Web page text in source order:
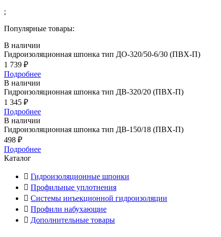
;
Популярные товары:
В наличии
Гидроизоляционная шпонка тип ДО-320/50-6/30 (ПВХ-П)
1 739 ₽
Подробнее
В наличии
Гидроизоляционная шпонка тип ДВ-320/20 (ПВХ-П)
1 345 ₽
Подробнее
В наличии
Гидроизоляционная шпонка тип ДВ-150/18 (ПВХ-П)
498 ₽
Подробнее
Каталог
Гидроизоляционные шпонки
Профильные уплотнения
Системы инъекционной гидроизоляции
Профили набухающие
Дополнительные товары